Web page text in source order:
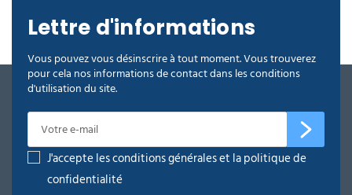
Lettre d'informations
Vous pouvez vous désinscrire à tout moment. Vous trouverez
pour cela nos informations de contact dans les conditions
d'utilisation du site.
J'accepte les conditions générales et la politique de
confidentialité